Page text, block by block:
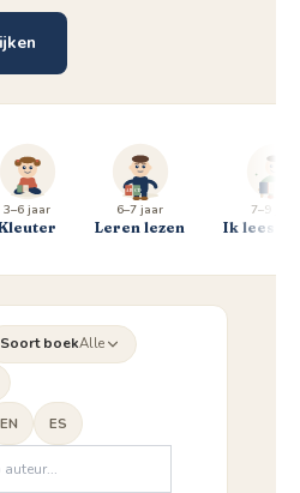
3–6 jaar 6–7 jaar
Leren lezen
7–9 jaar
Ik lees al
Soort boekAlle
EN ES